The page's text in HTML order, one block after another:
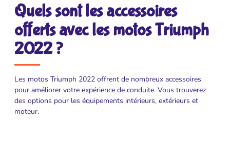
Quels sont les accessoires
offerts avec les motos Triumph
2022 ?
Les motos Triumph 2022 offrent de nombreux accessoires
pour améliorer votre expérience de conduite. Vous trouverez
des options pour les équipements intérieurs, extérieurs et
moteur.